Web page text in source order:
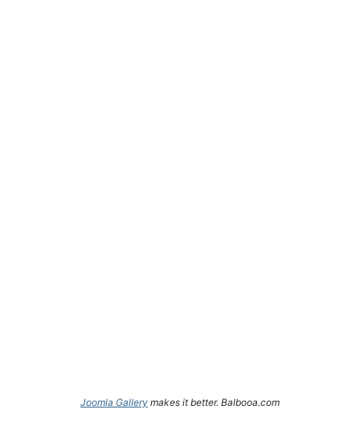
Joomla Gallery makes it better. Balbooa.com